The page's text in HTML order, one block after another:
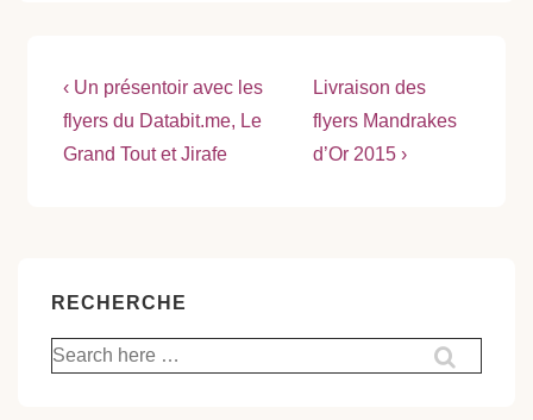
Navigation
de
l’article
Previous
Post
is
‹ Un présentoir avec les
flyers du Databit.me, Le
Grand Tout et Jirafe
Next
Post
is
Livraison des
flyers Mandrakes
d’Or 2015 ›
RECHERCHE
Recherche
pour: